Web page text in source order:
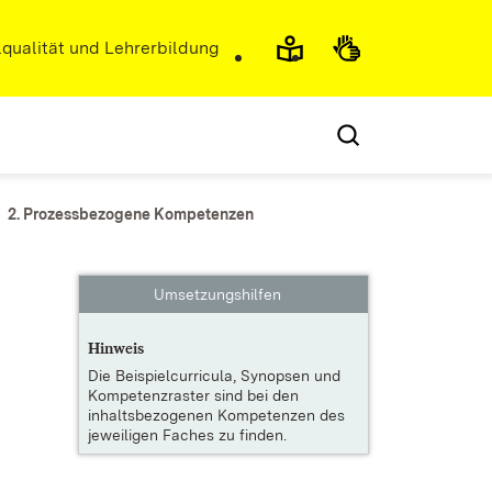
und Lehrerbildung
2. Prozessbezogene Kompetenzen
Umsetzungshilfen
Hinweis
Die Beispielcurricula, Synopsen und
Kompetenzraster sind bei den
inhaltsbezogenen Kompetenzen des
jeweiligen Faches zu finden.